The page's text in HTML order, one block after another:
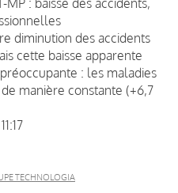
diminution des accidents
cette baisse apparente
: les maladies
manière constante (+6,7
TECHNOLOGIA